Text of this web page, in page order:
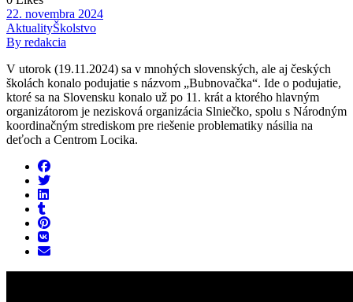
22. novembra 2024
AktualityŠkolstvo
By redakcia
V utorok (19.11.2024) sa v mnohých slovenských, ale aj českých
školách konalo podujatie s názvom „Bubnovačka“. Ide o podujatie,
ktoré sa na Slovensku konalo už po 11. krát a ktorého hlavným
organizátorom je nezisková organizácia Slniečko, spolu s Národným
koordinačným strediskom pre riešenie problematiky násilia na
deťoch a Centrom Locika.